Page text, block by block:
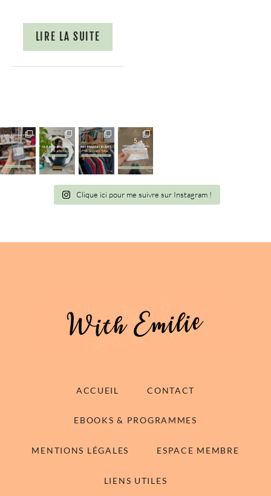
LIRE LA SUITE
Clique ici pour me suivre sur Instagram !
ACCUEIL CONTACT
EBOOKS & PROGRAMMES
MENTIONS LÉGALES ESPACE MEMBRE
LIENS UTILES